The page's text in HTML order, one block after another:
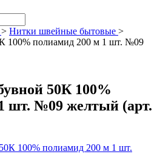
> Нитки швейные бытовые >
100% полиамид 200 м 1 шт. №09
50К 100%
шт. №09 желтый (арт.